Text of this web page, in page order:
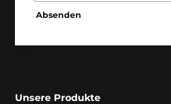
Absenden
Unsere Produkte